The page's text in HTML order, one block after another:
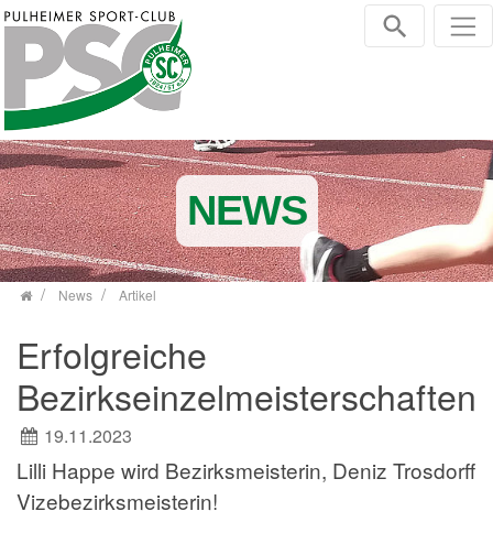
Zum Inhalt springen
NEWS
News Artikel
Erfolgreiche
Bezirkseinzelmeisterschaften
19.11.2023
Lilli Happe wird Bezirksmeisterin, Deniz Trosdorff
Vizebezirksmeisterin!